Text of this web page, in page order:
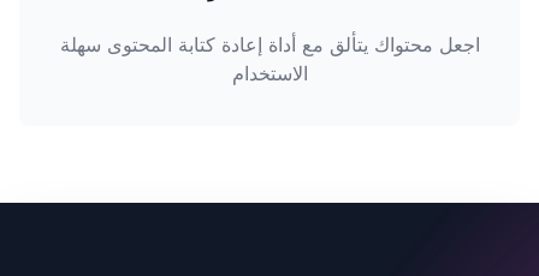
اجعل محتواك يتألق مع أداة إعادة كتابة المحتوى سهلة
الاستخدام